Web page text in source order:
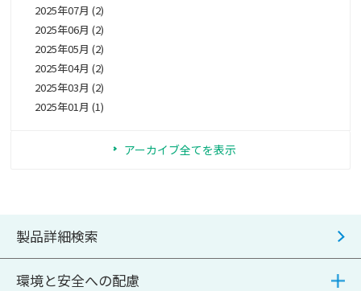
2025年07月 (2)
2025年06月 (2)
2025年05月 (2)
2025年04月 (2)
2025年03月 (2)
2025年01月 (1)
アーカイブ全てを表示
製品詳細検索
環境と安全への配慮